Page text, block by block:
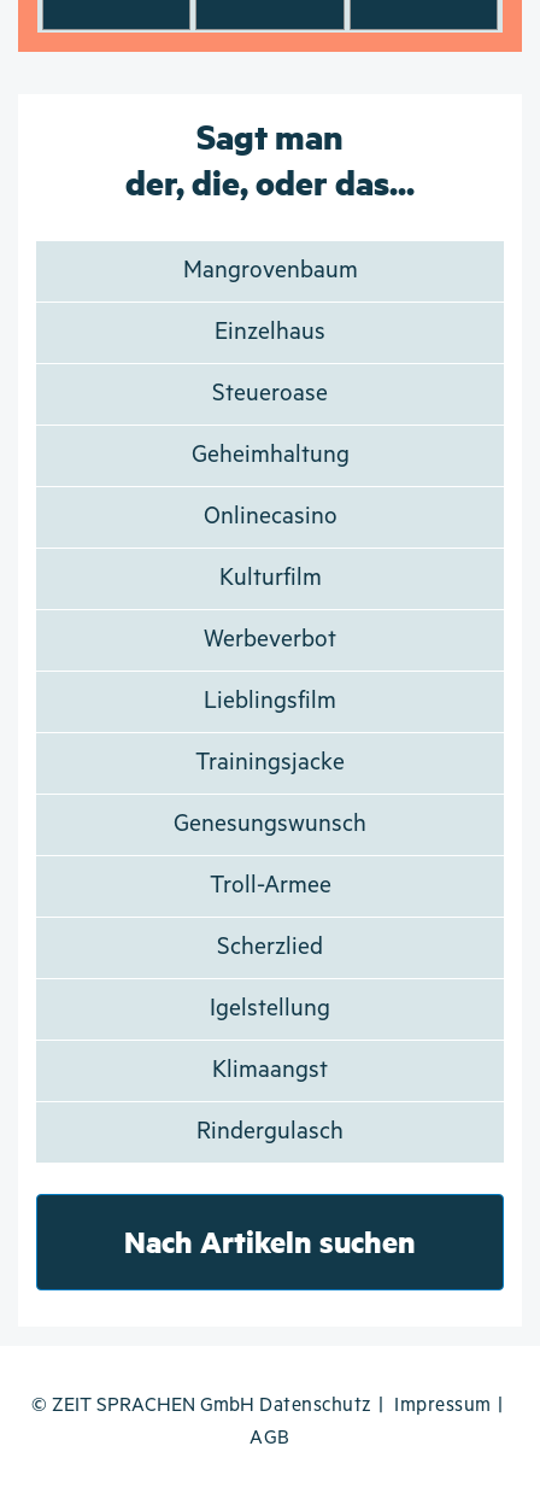
Sagt man
der, die, oder das...
Mangrovenbaum
Einzelhaus
Steueroase
Geheimhaltung
Onlinecasino
Kulturfilm
Werbeverbot
Lieblingsfilm
Trainingsjacke
Genesungswunsch
Troll-Armee
Scherzlied
Igelstellung
Klimaangst
Rindergulasch
Nach Artikeln suchen
© ZEIT SPRACHEN GmbH Datenschutz
Impressum
AGB